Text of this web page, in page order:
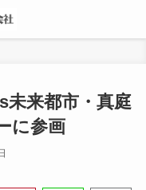
未来都市・真庭
に参画